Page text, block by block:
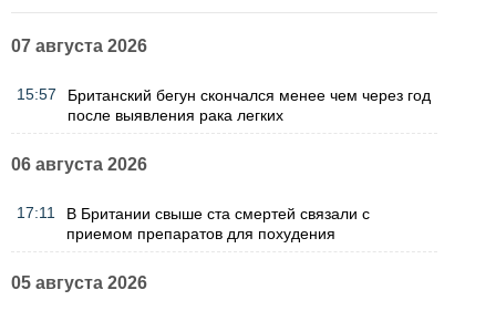
07 августа 2026
15:57
Британский бегун скончался менее чем через год
после выявления рака легких
06 августа 2026
17:11
В Британии свыше ста смертей связали с
приемом препаратов для похудения
05 августа 2026